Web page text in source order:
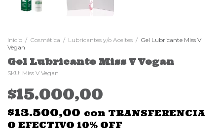
Inicio / Cosmética / Lubricantes y/o Aceites / Gel Lubricante Miss V
Vegan
Gel Lubricante Miss V Vegan
SKU: Miss V Vegan
$15.000,00
$13.500,00 con TRANSFERENCIA
O EFECTIVO 10% OFF